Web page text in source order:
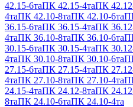
42.15-6таПК 42.15-4таПК
4таПК 42.10-8таПК 42.10-6та
36.15-6таПК 36.15-4таПК
4таПК 36.10-8таПК 36.10-6та
30.15-6таПК 30.15-4таПК
4таПК 30.10-8таПК 30.10-6та
27.15-6таПК 27.15-4таПК
4таПК 27.10-8таПК 27.10-4та
24.15-4таПК 24.12-8таПК
8таПК 24.10-6таПК 24.10-4та